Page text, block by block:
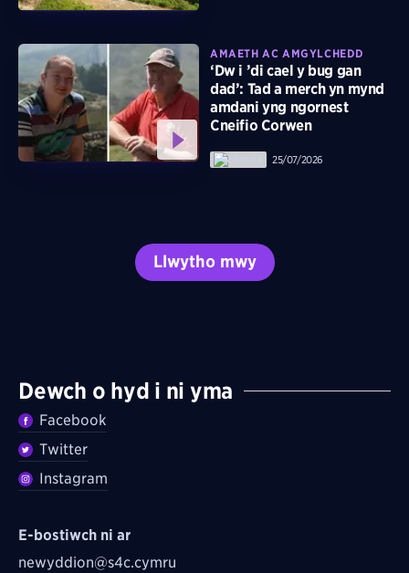
AMAETH AC AMGYLCHEDD
‘Dw i ’di cael y bug gan
dad’: Tad a merch yn mynd
amdani yng ngornest
Cneifio Corwen
25/07/2026
Llwytho mwy
Dewch o hyd i ni yma
Facebook
Twitter
Instagram
E-bostiwch ni ar
newyddion@s4c.cymru